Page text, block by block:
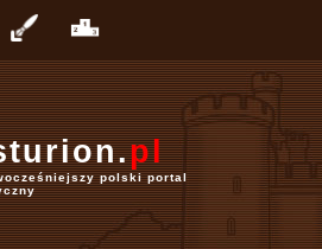
pl
polski portal